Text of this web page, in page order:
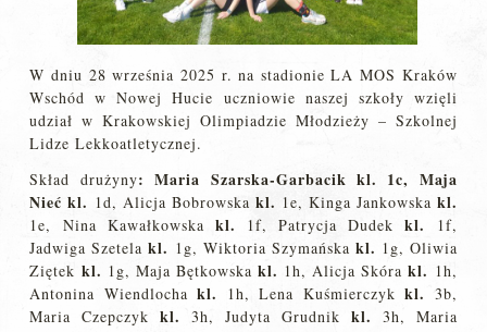
W dniu 28 września 2025 r. na stadionie LA MOS Kraków
Wschód w Nowej Hucie uczniowie naszej szkoły wzięli
udział w Krakowskiej Olimpiadzie Młodzieży – Szkolnej
Lidze Lekkoatletycznej.
Skład drużyny: Maria Szarska-Garbacik kl. 1c, Maja
Niećkl. 1d, Alicja Bobrowska kl. 1e, Kinga Jankowska kl.
1e, Nina Kawałkowska kl. 1f, Patrycja Dudekkl.
1f,
Jadwiga Szetelakl. 1g, Wiktoria Szymańska kl. 1g, Oliwia
Ziętek kl. 1g, Maja Bętkowskakl. 1h, Alicja Skórakl. 1h,
Antonina Wiendlochakl. 1h, Lena Kuśmierczykkl.
3b,
Maria Czepczykkl.3h, Judyta Grudnik kl.
3h, Maria